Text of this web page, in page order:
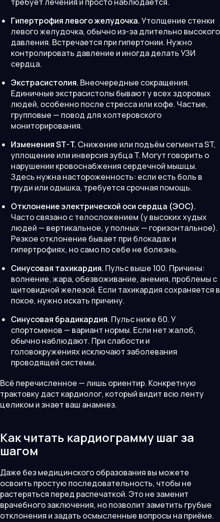
Гипертрофия левого желудочка.Утолщение стенки
левого желудочка, обычно из-за длительно высокого
давления. Встречается при гипертонии. Нужно
контролировать давление и иногда делать УЗИ
сердца.
Экстрасистолия. Внеочередные сокращения.
Единичные экстрасистолы бывают у всех здоровых
людей, особенно после стресса или кофе. Частые,
групповые — повод для холтеровского
мониторирования.
Изменения ST-T. Снижение или подъём сегмента ST,
уплощение или инверсия зубца T. Могут говорить о
нарушении кровоснабжения сердечной мышцы.
Здесь нужна настороженность: если есть боль в
груди или одышка, требуется срочная помощь.
Отклонение электрической оси сердца (ЭОС).
Часто связано с телосложением (у высоких худых
людей — вертикальное, у полных — горизонтальное).
Резкое отклонение бывает при блокадах и
гипертрофиях, но само по себе не болезнь.
Синусовая тахикардия. Пульс выше 100. Причины:
волнение, жара, обезвоживание, анемия, проблемы с
щитовидной железой. Если тахикардия сохраняется в
покое, нужно искать причину.
Синусовая брадикардия. Пульс ниже 60. У
спортсменов — вариант нормы. Если нет жалоб,
обычно наблюдают. При слабости и
головокружениях исключают заболевания
проводящей системы.
Всё перечисленное — лишь ориентир. Конкретную
трактовку даст кардиолог, который видит всю ленту
целиком и знает ваш анамнез.
Как читать кардиограмму шаг за
шагом
Даже без медицинского образования вы можете
освоить простую последовательность, чтобы не
растеряться перед распечаткой. Это не заменит
врачебного заключения, но позволит заметить грубые
отклонения и задать осмысленные вопросы на приёме.